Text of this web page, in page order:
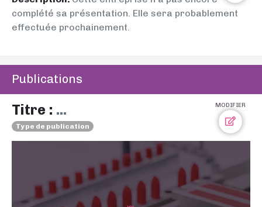
complété sa présentation. Elle sera probablement
effectuée prochainement.
Publications
MODIFIER
Titre : ...
Type de publication